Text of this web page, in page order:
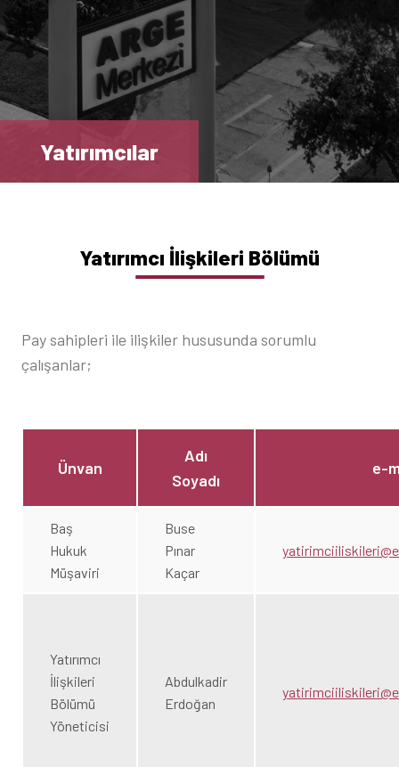
Yatırımcılar
Yatırımcı İlişkileri Bölümü
Pay sahipleri ile ilişkiler hususunda sorumlu
çalışanlar;
Ünvan
Adı
Soyadı
e-
Baş
Hukuk
Müşaviri
Buse
Pınar
Kaçar
Yatırımcı
İlişkileri
Bölümü
Yöneticisi
Abdulkadir
Erdoğan